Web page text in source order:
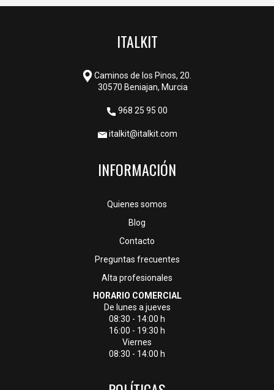
ITALKIT
Caminos de los Pinos, 20.
30570 Beniajan, Murcia
968 25 95 00
italkit@italkit.com
INFORMACIÓN
Quienes somos
Blog
Contacto
Preguntas frecuentes
Alta profesionales
HORARIO COMERCIAL
De lunes a jueves
08:30 - 14:00 h
16:00 - 19:30 h
Viernes
08:30 - 14:00 h